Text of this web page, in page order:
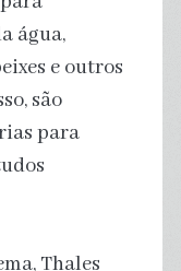
água,
e outros
são
para
Thales